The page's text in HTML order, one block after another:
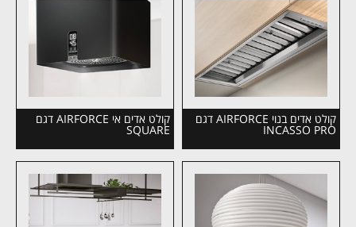
קולט אדים בנוי AIRFORCE דגם
INCASSO PRO
קולט אדים אי AIRFORCE דגם
SQUARE